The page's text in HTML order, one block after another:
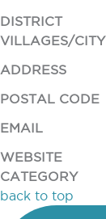
DISTRICT
VILLAGES/CITY
ADDRESS
POSTAL CODE
EMAIL
WEBSITE
CATEGORY
back to top